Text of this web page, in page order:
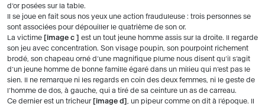
d’or posées sur la table.
Il se joue en fait sous nos yeux une action frauduleuse : trois personnes se
sont associées pour dépouiller le quatrième de son or.
La victime
image c
est un tout jeune homme assis sur la droite. Il regarde
son jeu avec concentration. Son visage poupin, son pourpoint richement
brodé, son chapeau orné d’une magnifique plume nous disent qu’il s’agit
d’un jeune homme de bonne famille égaré dans un milieu qui n’est pas le
sien. Il ne remarque ni les regards en coin des deux femmes, ni le geste de
l’homme de dos, à gauche, qui a tiré de sa ceinture un as de carreau.
Ce dernier est un tricheur
image d
, un pipeur comme on dit à l’époque. Il